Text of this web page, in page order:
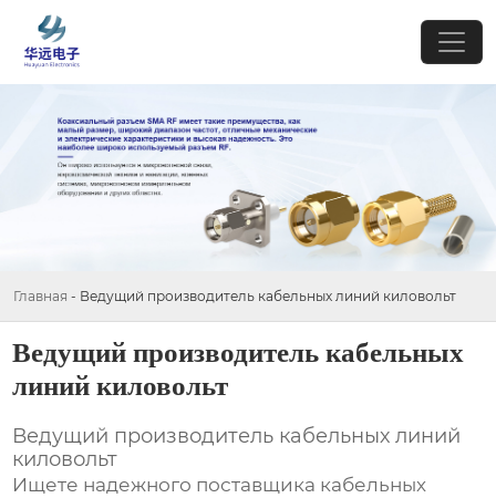
Главная - Ведущий производитель кабельных линий киловольт
Ведущий производитель кабельных
линий киловольт
Ведущий производитель кабельных линий
киловольт
Ищете надежного поставщика кабельных